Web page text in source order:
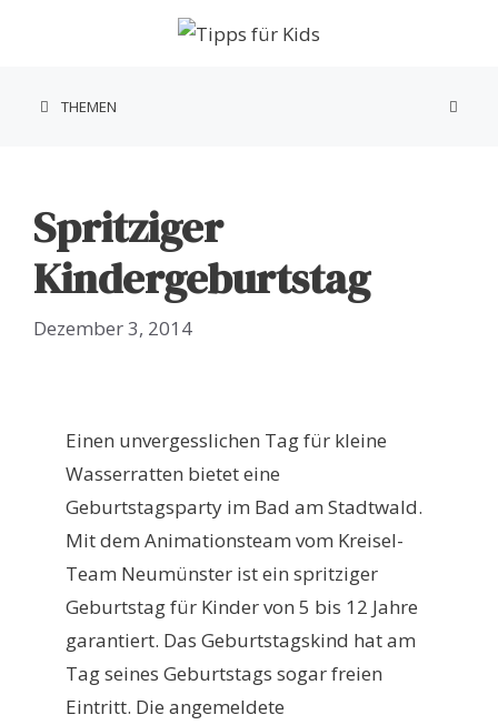
THEMEN
Spritziger
Kindergeburtstag
Dezember 3, 2014
Einen unvergesslichen Tag für kleine
Wasserratten bietet eine
Geburtstagsparty im Bad am Stadtwald.
Mit dem Animationsteam vom Kreisel-
Team Neumünster ist ein spritziger
Geburtstag für Kinder von 5 bis 12 Jahre
garantiert. Das Geburtstagskind hat am
Tag seines Geburtstags sogar freien
Eintritt. Die angemeldete